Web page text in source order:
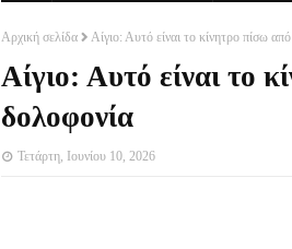
Αρχική σελίδα Αίγιο: Αυτό είναι το κίνητρο πίσω
Αίγιο: Αυτό είναι το
δολοφονία
Τετάρτη, Ιουνίου 10, 2026